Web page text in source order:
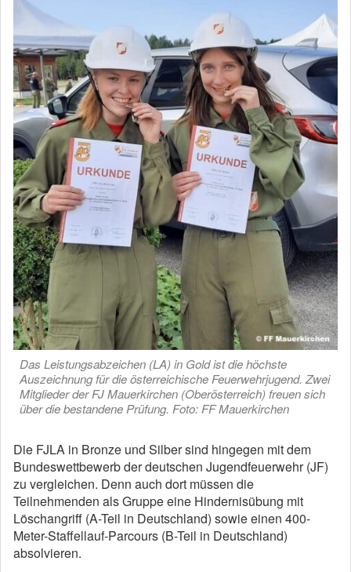
Das Leistungsabzeichen (LA) in Gold ist die höchste
Auszeichnung für die österreichische Feuerwehrjugend. Zwei
Mitglieder der FJ Mauerkirchen (Oberösterreich) freuen sich
über die bestandene Prüfung. Foto: FF Mauerkirchen
Die FJLA in Bronze und Silber sind hingegen mit dem
Bundeswettbewerb der deutschen Jugendfeuerwehr (JF)
zu vergleichen. Denn auch dort müssen die
Teilnehmenden als Gruppe eine Hindernisübung mit
Löschangriff (A-Teil in Deutschland) sowie einen 400-
Meter-Staffellauf-Parcours (B-Teil in Deutschland)
absolvieren.